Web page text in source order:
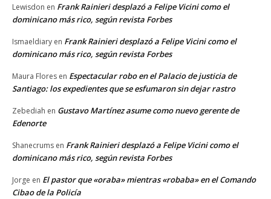
Lewisdon en Frank Rainieri desplazó a Felipe Vicini como el
dominicano más rico, según revista Forbes
Ismaeldiary en Frank Rainieri desplazó a Felipe Vicini como el
dominicano más rico, según revista Forbes
Maura Flores en Espectacular robo en el Palacio de justicia de
Santiago: los expedientes que se esfumaron sin dejar rastro
Zebediah en Gustavo Martínez asume como nuevo gerente de
Edenorte
Shanecrums en Frank Rainieri desplazó a Felipe Vicini como el
dominicano más rico, según revista Forbes
Jorge en El pastor que «oraba» mientras «robaba» en el Comando
Cibao de la Policía